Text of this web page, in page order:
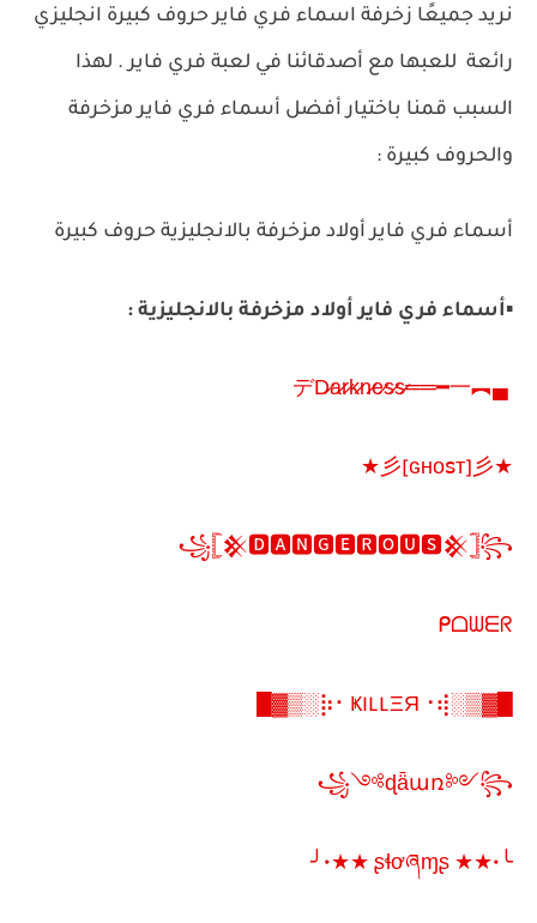
نريد جميعًا زخرفة اسماء فري فاير حروف كبيرة انجليزي
رائعة للعبها مع أصدقائنا في لعبة فري فاير . لهذا
السبب قمنا باختيار أفضل أسماء فري فاير مزخرفة
والحروف كبيرة :
أسماء فري فاير أولاد مزخرفة بالانجليزية حروف كبيرة
▪️أسماء فري فاير أولاد مزخرفة بالانجليزية :
▄︻デD̷a̷r̷k̷n̷e̷s̷s̷══━一
★彡[ɢʜᴏꜱᴛ]彡★
꧁𓊈𒆜🅳🅰🅽🅶🅴🆁🅾🆄🆂𒆜𓊉꧂
ᑭᗝᗯᗴᖇ
█▓▒­░⡷⠂ҜILLΞЯ⠐⢾░▒▓█
꧁༺ɖǟառ༻꧂
╰•★★ ʂɬơཞɱʂ ★★•╯